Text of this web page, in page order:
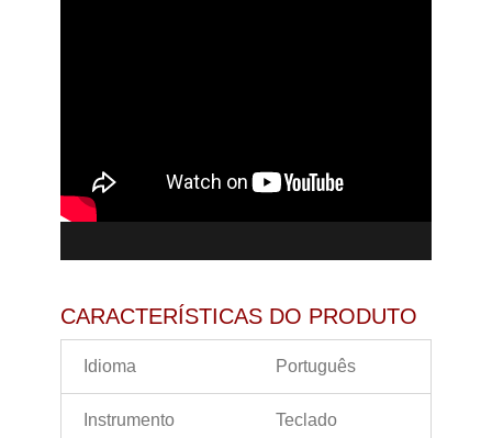
CARACTERÍSTICAS DO PRODUTO
Idioma Português
Instrumento Teclado